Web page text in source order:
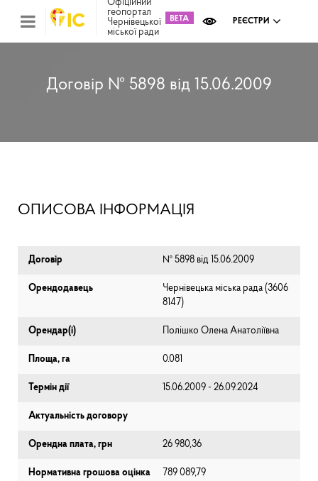
Офіційний
геопортал
Чернівецької
міської ради
РЕЄСТРИ
Договір № 5898 від 15.06.2009
ОПИСОВА ІНФОРМАЦІЯ
Договір № 5898 від 15.06.2009
Орендодавець
Чернівецька міська рада (⁨3606
8147⁩)
Орендар(і) Полішко Олена Анатоліївна
Площа, га 0.081
Термін дії 15.06.2009 - 26.09.2024
Актуальність договору
Орендна плата, грн 26 980,36
Нормативна грошова оцінка
789 089,79